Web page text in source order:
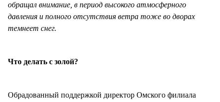
обращал внимание, в период высокого атмосферного
давления и полного отсутствия ветра тоже во дворах
темнеет снег.
Что делать с золой?
Обрадованный поддержкой директор Омского филиала